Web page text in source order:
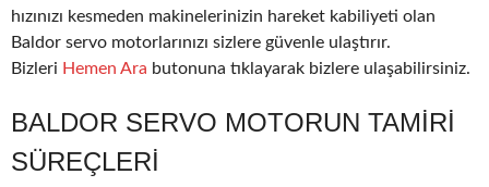
hızınızı kesmeden makinelerinizin hareket kabiliyeti olan
Baldor servo motorlarınızı sizlere güvenle ulaştırır.
Bizleri Hemen Ara butonuna tıklayarak bizlere ulaşabilirsiniz.
BALDOR SERVO MOTORUN TAMIRI
SÜREÇLERI